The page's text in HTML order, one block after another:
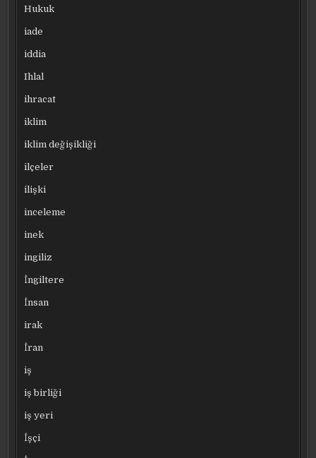
Hukuk
iade
iddia
Ihlal
ihracat
iklim
iklim değişikliği
ilçeler
ilişki
inceleme
inek
ingiliz
İngiltere
İnsan
irak
İran
iş
iş birliği
iş yeri
İşçi